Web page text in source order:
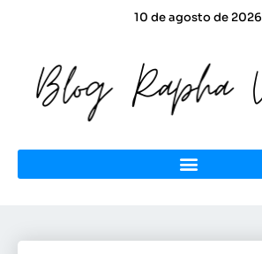
10 de agosto de 2026